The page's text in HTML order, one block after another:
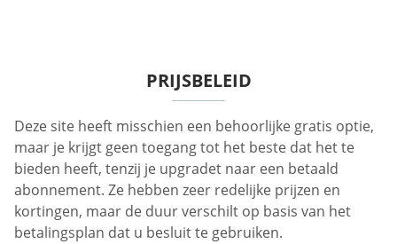
PRIJSBELEID
Deze site heeft misschien een behoorlijke gratis optie,
maar je krijgt geen toegang tot het beste dat het te
bieden heeft, tenzij je upgradet naar een betaald
abonnement. Ze hebben zeer redelijke prijzen en
kortingen, maar de duur verschilt op basis van het
betalingsplan dat u besluit te gebruiken.